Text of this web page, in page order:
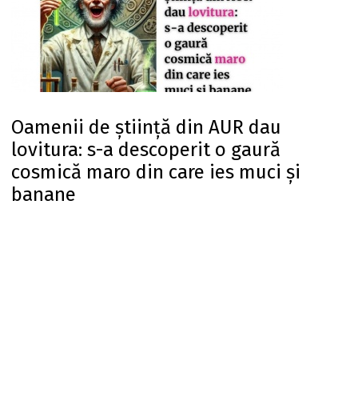
Oamenii de știință din AUR dau
lovitura: s-a descoperit o gaură
cosmică maro din care ies muci și
banane